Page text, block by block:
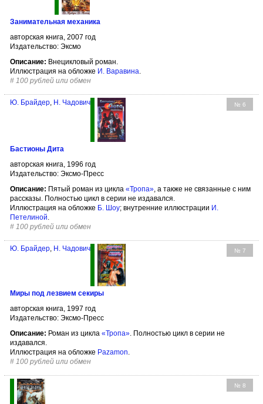
Занимательная механика
авторская книга, 2007 год
Издательство: Эксмо
Описание: Внецикловый роман.
Иллюстрация на обложке И. Варавина.
# 100 рублей или обмен
№ 6
Ю. Брайдер, Н. Чадович
Бастионы Дита
авторская книга, 1996 год
Издательство: Эксмо-Пресс
Описание: Пятый роман из цикла «Тропа» , а также не связанные с ним
рассказы. Полностью цикл в серии не издавался.
Иллюстрация на обложке Б. Шоу; внутренние иллюстрации И.
Петелиной
# 100 рублей или обмен
№ 7
Ю. Брайдер Н. Чадович
Миры под лезвием секиры
авторская книга, 1997 год
Издательство: Эксмо-Пресс
Описание: Роман из цикла «Тропа» . Полностью цикл в серии не
издавался.
Иллюстрация на обложке Pazamon
# 100 рублей или обмен
№ 8